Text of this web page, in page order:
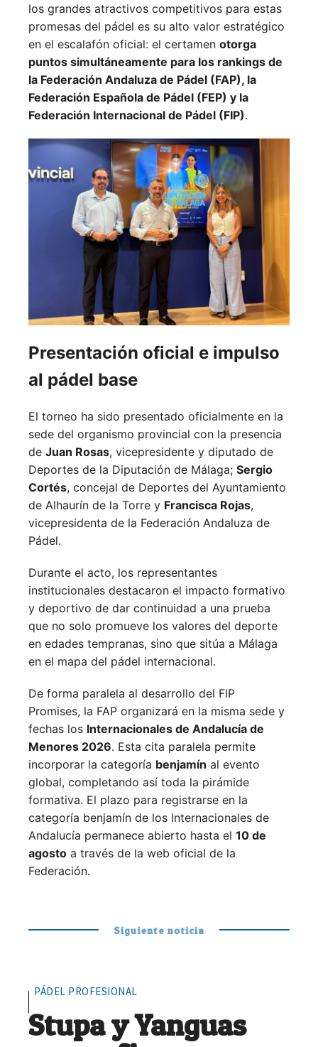
los grandes atractivos competitivos para estas
promesas del pádel es su alto valor estratégico
en el escalafón oficial: el certamen otorga
puntos simultáneamente para los rankings de
la Federación Andaluza de Pádel (FAP), la
Federación Española de Pádel (FEP) y la
Federación Internacional de Pádel (FIP).
Presentación oficial e impulso
al pádel base
El torneo ha sido presentado oficialmente en la
sede del organismo provincial con la presencia
de Juan Rosas, vicepresidente y diputado de
Deportes de la Diputación de Málaga; Sergio
Cortés, concejal de Deportes del Ayuntamiento
de Alhaurín de la Torre y Francisca Rojas,
vicepresidenta de la Federación Andaluza de
Pádel.
Durante el acto, los representantes
institucionales destacaron el impacto formativo
y deportivo de dar continuidad a una prueba
que no solo promueve los valores del deporte
en edades tempranas, sino que sitúa a Málaga
en el mapa del pádel internacional.
De forma paralela al desarrollo del FIP
Promises, la FAP organizará en la misma sede y
fechas los Internacionales de Andalucía de
Menores 2026. Esta cita paralela permite
incorporar la categoría benjamín al evento
global, completando así toda la pirámide
formativa. El plazo para registrarse en la
categoría benjamín de los Internacionales de
Andalucía permanece abierto hasta el 10 de
agosto a través de la web oficial de la
Federación.
Siguiente noticia
PÁDEL PROFESIONAL
Stupa y Yanguas